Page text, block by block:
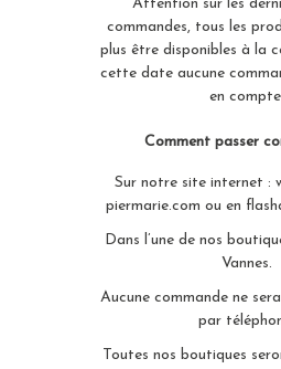
Attention sur les
commandes, tous les
plus être disponibles à la
cette date aucune
en
Comment passer
Sur notre site internet :
piermarie.com ou en
Dans l’une de nos
Vannes.
Aucune commande ne
par
Toutes nos boutiques